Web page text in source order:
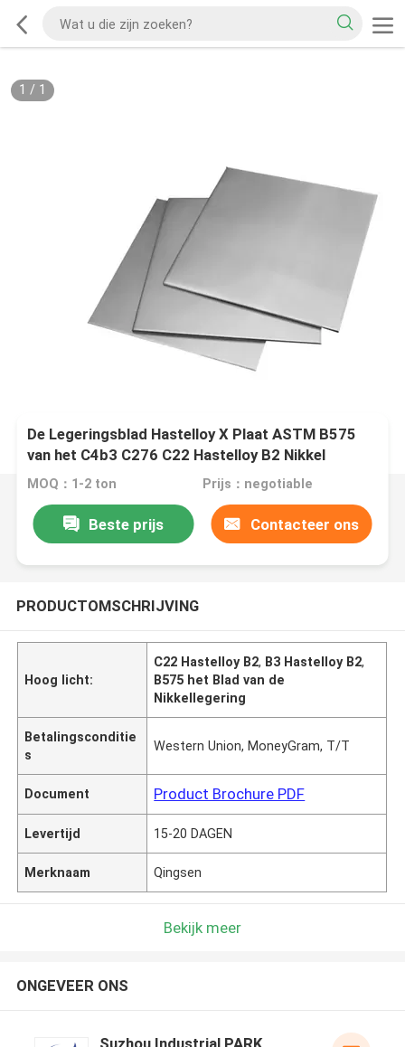
1 / 1
De Legeringsblad Hastelloy X Plaat ASTM B575
van het C4b3 C276 C22 Hastelloy B2 Nikkel
MOQ：1-2 ton Prijs：negotiable
Beste prijs Contacteer ons
PRODUCTOMSCHRIJVING
Hoog licht:
C22 Hastelloy B2, B3 Hastelloy B2,
B575 het Blad van de
Nikkellegering
Betalingsconditie
s
Western Union, MoneyGram, T/T
Document Product Brochure PDF
Levertijd 15-20 DAGEN
Merknaam Qingsen
Bekijk meer
ONGEVEER ONS